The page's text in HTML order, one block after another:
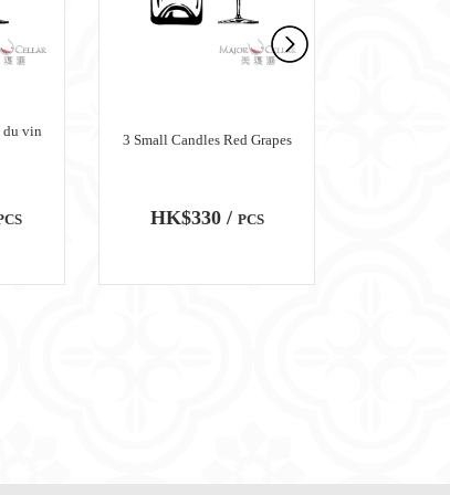
du vin
3 Small Candles Red Grapes
HK$330 / PCS